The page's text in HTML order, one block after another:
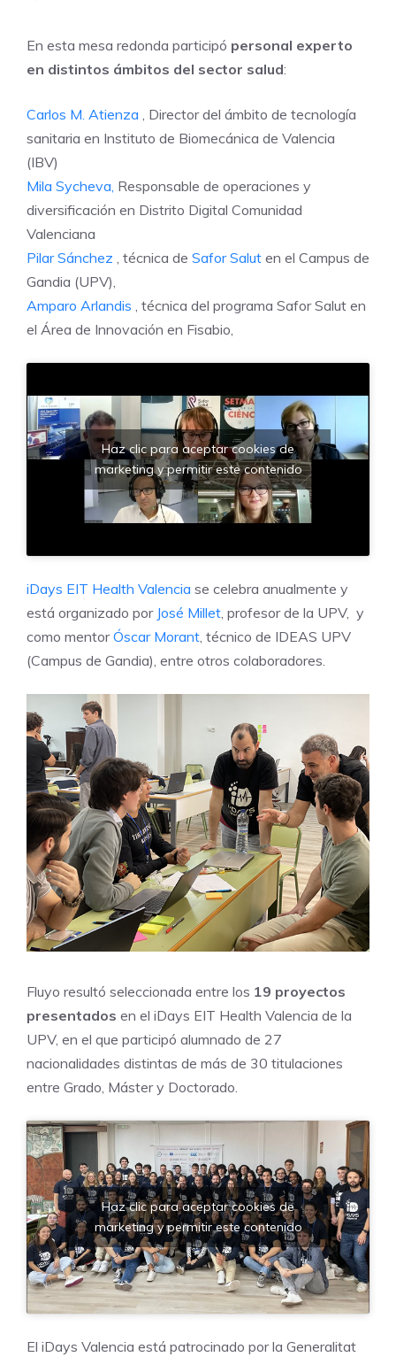
En esta mesa redonda participó personal experto
en distintos ámbitos del sector salud:
Carlos M. Atienza
, Director del ámbito de tecnología
sanitaria en Instituto de Biomecánica de Valencia
(IBV)
Mila Sycheva, Responsable de operaciones y
diversificación en Distrito Digital Comunidad
Valenciana
Pilar Sánchez , técnica de Safor Salut en el Campus de
Gandia (UPV),
Amparo Arlandis , técnica del programa Safor Salut en
el Área de Innovación en Fisabio,
Haz clic para aceptar cookies de
marketing y permitir este contenido
iDays EIT Health Valencia se celebra anualmente y
está organizado por José Millet , profesor de la UPV, y
como mentorÓscar Morant , técnico de IDEAS UPV
(Campus de Gandia), entre otros colaboradores.
Fluyo resultó seleccionada entre los 19 proyectos
presentados en el iDays EIT Health Valencia de la
UPV, en el que participó alumnado de 27
nacionalidades distintas de más de 30 titulaciones
entre Grado, Máster y Doctorado.
Haz clic para aceptar cookies de
marketing y permitir este contenido
El iDays Valencia está patrocinado por la Generalitat